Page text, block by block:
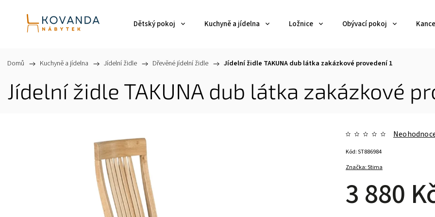
Dětský pokoj Kuchyně a jídelna Ložnice Obývací pokoj
Domů / Kuchyně a jídelna / Jídelní židle / Dřevěné jídelní židle / Jídelní židle TAKUNA dub látka zakázkové provedení 1
Jídelní židle TAKUNA dub látka zakázkové
Značka:Stima
3 880
Kód:ST886984